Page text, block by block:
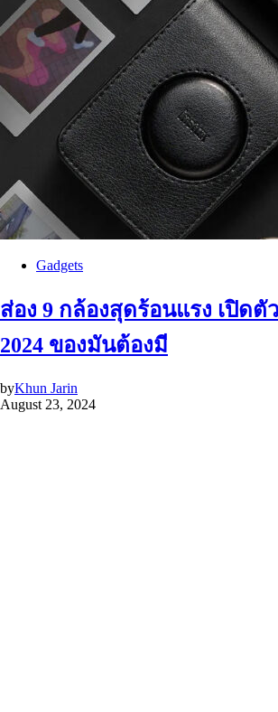
Gadgets
ส่อง 9 กล้องสุดร้อนแรง เปิดตั
2024 ของมันต้องมี
byKhun Jarin
August 23, 2024